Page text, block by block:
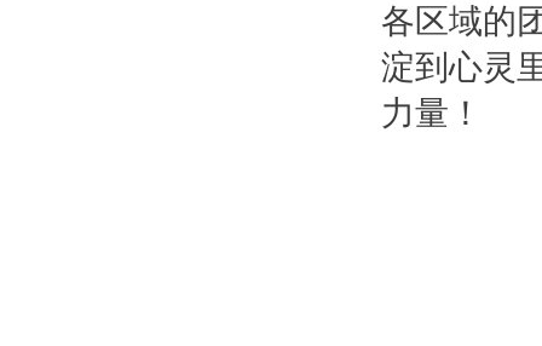
各区域的
淀到心灵
力量！